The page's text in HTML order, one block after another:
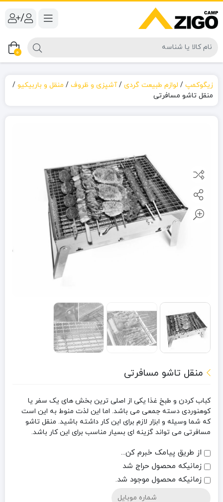
/
0
زیگوکمپ / لوازم طبیعت گردی /آشپزی و ظروف / منقل و باربیکیو /
منقل تاشو مسافرتی
منقل تاشو مسافرتی
کباب کردن و طبخ غذا یکی از اصلی ترین بخش های یک سفر یا
کوهنوردی دسته جمعی می باشد. اما این لذت منوط به این است
که شما وسیله و ابزار لازم برای این کار داشته باشید. منقل تاشو
مسافرتی می تواند گزینه ای بسیار مناسب برای این کار باشد.
از طریق پیامک خبرم کن...
زمانیکه محصول حراج شد
زمانیکه محصول موجود شد.